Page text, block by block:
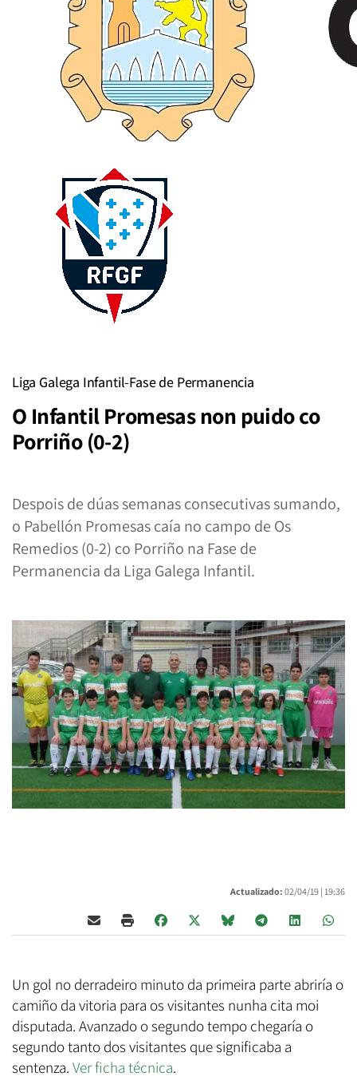
Liga Galega Infantil-Fase de Permanencia
O Infantil Promesas non puido co
Porriño (0-2)
Despois de dúas semanas consecutivas sumando,
o Pabellón Promesas caía no campo de Os
Remedios (0-2) co Porriño na Fase de
Permanencia da Liga Galega Infantil.
Actualizado: 02/04/19 | 19:36
Un gol no derradeiro minuto da primeira parte abriría o
camiño da vitoria para os visitantes nunha cita moi
disputada. Avanzado o segundo tempo chegaría o
segundo tanto dos visitantes que significaba a
sentenza. Ver ficha técnica.